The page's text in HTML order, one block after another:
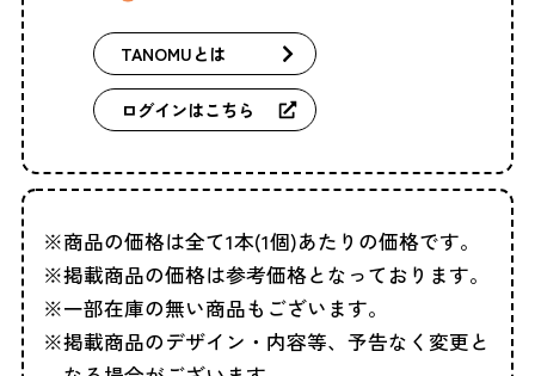
TANOMUとは
ログインはこちら
商品の価格は全て1本(1個)あたりの価格です。
掲載商品の価格は参考価格となっております。
一部在庫の無い商品もございます。
掲載商品のデザイン・内容等、予告なく変更と